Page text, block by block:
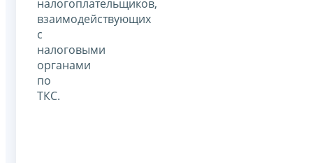
налогоплательщиков,
взаимодействующих
с
налоговыми
органами
по
ТКС.